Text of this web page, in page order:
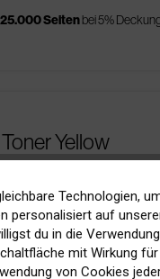
25.000 Seitenbei 5%
Yellow
25.000 Seitenbei 5%
Technologien,
personalisiert auf
du in die
mit Wirkung
von Cookies